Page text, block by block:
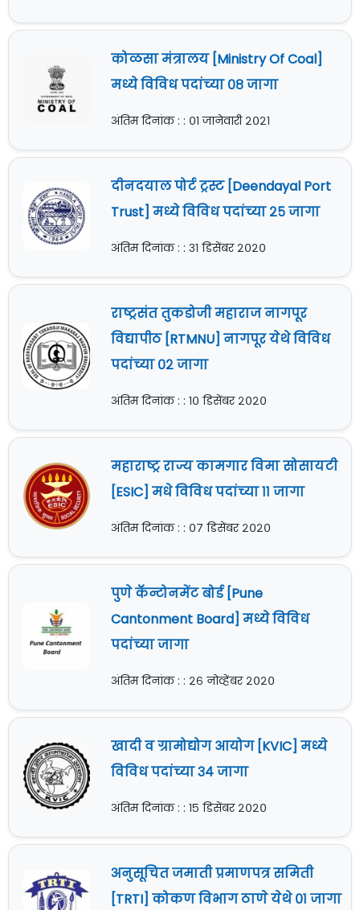
कोळसा मंत्रालय [Ministry Of Coal]
मध्ये विविध पदांच्या ०८ जागा
अंतिम दिनांक : : ०१ जानेवारी २०२१
दीनदयाल पोर्ट ट्रस्ट [Deendayal Port
Trust] मध्ये विविध पदांच्या २५ जागा
अंतिम दिनांक : : ३१ डिसेंबर २०२०
राष्ट्रसंत तुकडोजी महाराज नागपूर
विद्यापीठ [RTMNU] नागपूर येथे विविध
पदांच्या ०२ जागा
अंतिम दिनांक : : १० डिसेंबर २०२०
महाराष्ट्र राज्य कामगार विमा सोसायटी
[ESIC] मधे विविध पदांच्या ११ जागा
अंतिम दिनांक : : ०७ डिसेंबर २०२०
पुणे कॅन्टोनमेंट बोर्ड [Pune
Cantonment Board] मध्ये विविध
पदांच्या जागा
अंतिम दिनांक : : २६ नोव्हेंबर २०२०
खादी व ग्रामोद्योग आयोग [KVIC] मध्ये
विविध पदांच्या ३४ जागा
अंतिम दिनांक : : १५ डिसेंबर २०२०
अनुसूचित जमाती प्रमाणपत्र समिती
[TRTI] कोकण विभाग ठाणे येथे ०१ जागा